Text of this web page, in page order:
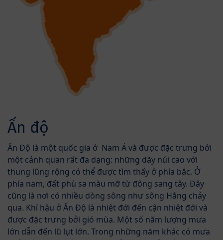
Ấn độ
Ấn Độ là một quốc gia ở Nam Á và được đặc trưng bởi
một cảnh quan rất đa dạng: những dãy núi cao với
thung lũng rộng có thể được tìm thấy ở phía bắc. Ở
phía nam, đất phù sa màu mỡ từ đông sang tây. Đây
cũng là nơi có nhiều dòng sông như sông Hằng chảy
qua. Khí hậu ở Ấn Độ là nhiệt đới đến cận nhiệt đới và
được đặc trưng bởi gió mùa. Một số năm lượng mưa
lớn dẫn đến lũ lụt lớn. Trong những năm khác có mưa